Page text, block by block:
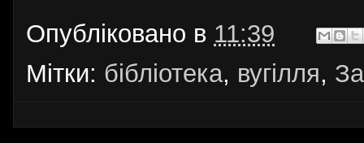
Опубліковано в 11:39
Мітки: бібліотека, вугілля,